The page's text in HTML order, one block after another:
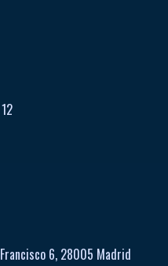
6, 28005 Madrid